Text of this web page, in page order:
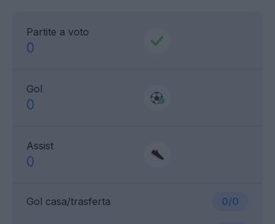
Partite a voto
0
Gol
0
Assist
0
Gol casa/trasferta 0/0